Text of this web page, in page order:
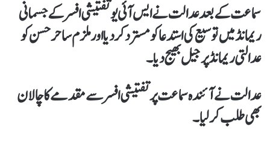
سماعت کےبعد عدالت نے ایس آئی یو تفتیشی افسر کے جسمانی
ریمانڈ میں توسیع کی استدعا کو مسترد کر دیا اور ملزم ساحر حسن کو
عدالتی ریمانڈ پر جیل بھیج دیا۔
عدالت نےآئندہ سماعت پر تفتیشی افسر سے مقدمے کا چالان
بھی طلب کر لیا۔